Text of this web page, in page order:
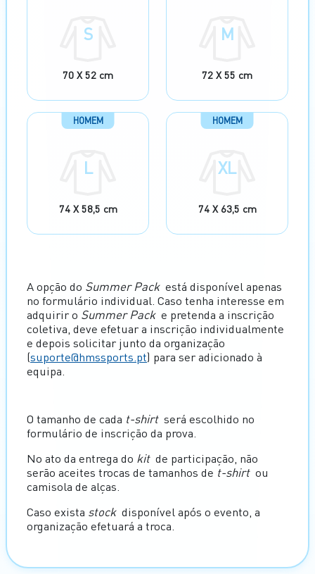
S
70 X 52 cm
M
72 X 55 cm
HOMEM
L
74 X 58,5 cm
HOMEM
XL
74 X 63,5 cm
A opção do Summer Pack está disponível apenas
no formulário individual. Caso tenha interesse em
adquirir o Summer Pack e pretenda a inscrição
coletiva, deve efetuar a inscrição individualmente
e depois solicitar junto da organização
(suporte@hmssports.pt) para ser adicionado à
equipa.
O tamanho de cada t-shirt será escolhido no
formulário de inscrição da prova.
No ato da entrega do kit de participação, não
serão aceites trocas de tamanhos de t-shirt ou
camisola de alças.
Caso exista stock disponível após o evento, a
organização efetuará a troca.